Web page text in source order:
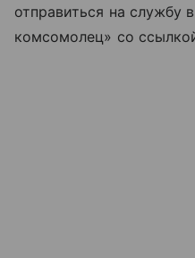
отправиться на службу
комсомолец» со